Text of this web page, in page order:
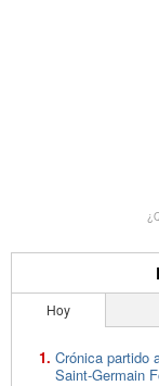
Hoy
Crónica partido
Saint-Germain